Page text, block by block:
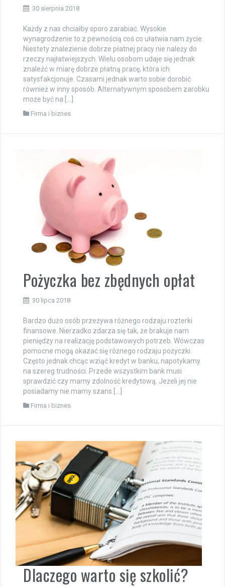
30 sierpnia 2018
Każdy z nas chciałby sporo zarabiać. Wysokie
wynagrodzenie to z pewnością coś co ułatwia nam życie.
Niestety znalezienie dobrze płatnej pracy nie należy do
rzeczy najłatwiejszych. Wielu osobom udaje się jednak
znaleźć w miarę dobrze płatną pracę, która ich
satysfakcjonuje. Czasami jednak warto sobie dorobić
również w inny sposób. Alternatywnym sposobem zarobku
może być na […]
Firma i biznes
Pożyczka bez zbędnych opłat
30 lipca 2018
Bardzo dużo osób przeżywa różnego rodzaju rozterki
finansowe. Nierzadko zdarza się tak, że brakuje nam
pieniędzy na realizację podstawowych potrzeb. Wówczas
pomocne mogą okazać się różnego rodzaju pożyczki.
Często jednak chcąc wziąć kredyt w banku, napotykamy
na szereg trudności. Przede wszystkim bank musi
sprawdzić czy mamy zdolność kredytową. Jeżeli jej nie
posiadamy nie mamy szans […]
Firma i biznes
Dlaczego warto się szkolić?